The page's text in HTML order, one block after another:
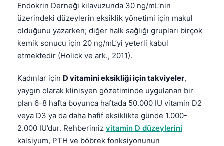
Endokrin Derneği kılavuzunda 30 ng/mL’nin
üzerindeki düzeylerin eksiklik yönetimi için makul
olduğunu yazarken; diğer halk sağlığı grupları birçok
kemik sonucu için 20 ng/mL’yi yeterli kabul
etmektedir (Holick ve ark., 2011).
Kadınlar için D vitamini eksikliği için takviyeler,
yaygın olarak klinisyen gözetiminde uygulanan bir
plan 6-8 hafta boyunca haftada 50.000 IU vitamin D2
veya D3 ya da daha hafif eksiklikte günde 1.000-
2.000 IU’dur. Rehberimiz vitamin D düzeylerini
kalsiyum, PTH ve böbrek fonksiyonunun